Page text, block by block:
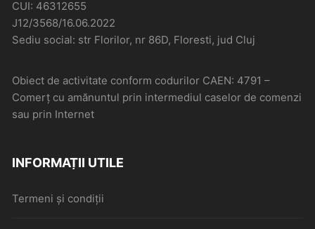
CUI: 46312655
J12/3568/16.06.2022
Sediu social: str Florilor, nr 86D, Floresti, jud Cluj
Obiect de activitate conform codurilor CAEN: 4791 –
Comerţ cu amănuntul prin intermediul caselor de comenzi
sau prin Internet
INFORMAȚII UTILE
Termeni și condiții